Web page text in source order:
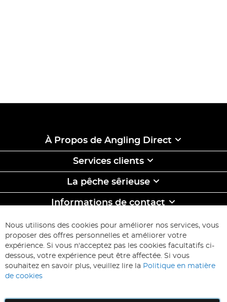
À Propos de Angling Direct
Services clients
La pêche sêrieuse
Informations de contact
ABONNEZ-VOUS & ECONOMISEZ
Inscription
à
d’information
:
Inscription
Nous utilisons des cookies pour améliorer nos services, vous
proposer des offres personnelles et améliorer votre
expérience. Si vous n'acceptez pas les cookies facultatifs ci-
dessous, votre expérience peut être affectée. Si vous
souhaitez en savoir plus, veuillez lire la Politique en matière
de cookies